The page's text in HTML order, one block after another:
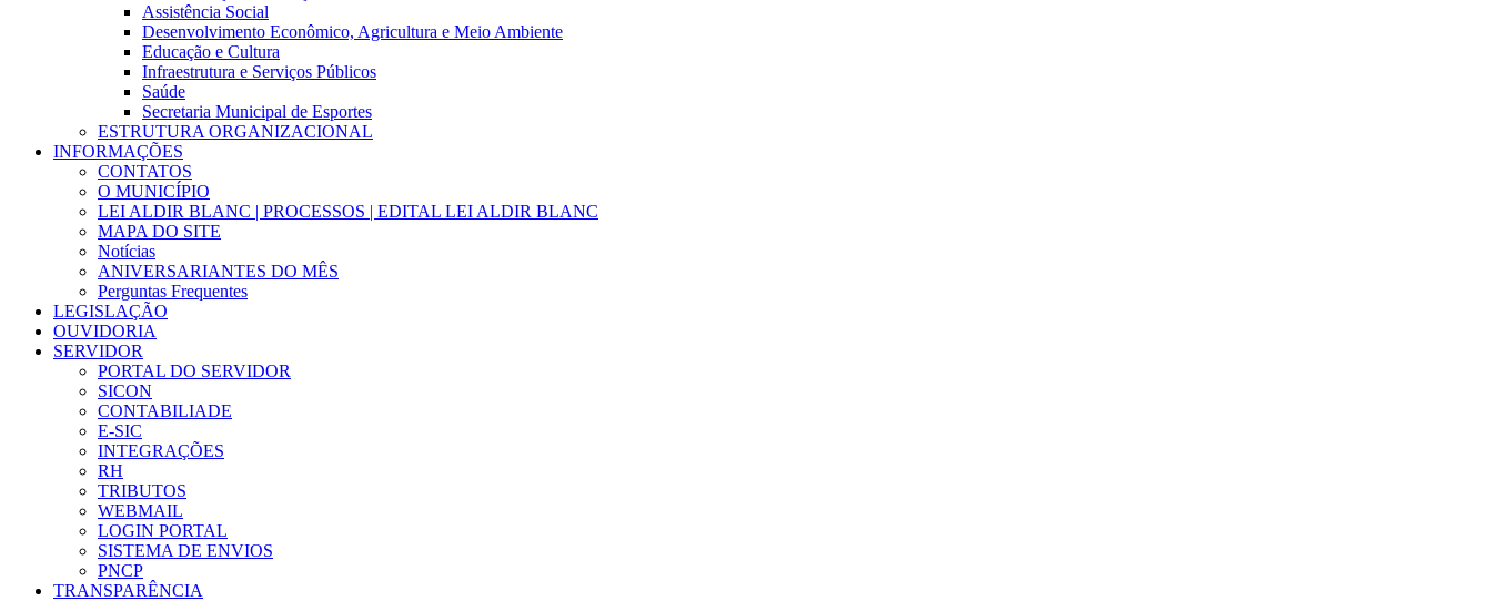
Assistência Social
Desenvolvimento Econômico, Agricultura e Meio Ambiente
Educação e Cultura
Infraestrutura e Serviços Públicos
Saúde
Secretaria Municipal de Esportes
ESTRUTURA ORGANIZACIONAL
INFORMAÇÕES
CONTATOS
O MUNICÍPIO
LEI ALDIR BLANC | PROCESSOS | EDITAL LEI ALDIR BLANC
MAPA DO SITE
Notícias
ANIVERSARIANTES DO MÊS
Perguntas Frequentes
LEGISLAÇÃO
OUVIDORIA
SERVIDOR
PORTAL DO SERVIDOR
SICON
CONTABILIADE
E-SIC
INTEGRAÇÕES
RH
TRIBUTOS
WEBMAIL
LOGIN PORTAL
SISTEMA DE ENVIOS
PNCP
TRANSPARÊNCIA